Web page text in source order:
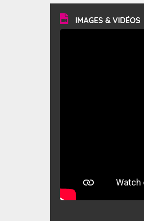
vitesse moyenne de 50
en rafales, parfois
du Rhône et la Provence et
méditerranéen à partir de la
IMAGES & VIDÉOS